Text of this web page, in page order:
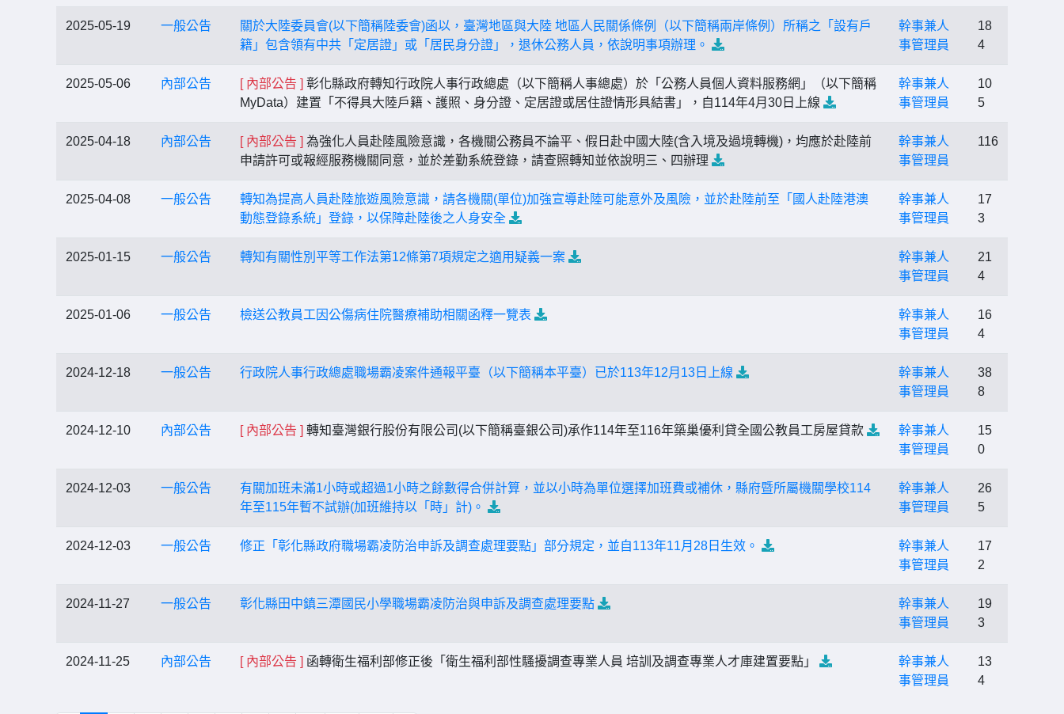
2025-05-19 一般公告
關於大陸委員會(以下簡稱陸委會)函以，臺灣地區與大陸 地區人民關係條例（以下簡稱兩岸條例）所稱之「設有戶
籍」包含領有中共「定居證」或「居民身分證」，退休公務人員，依說明事項辦理。
幹事兼人
事管理員
18
4
2025-05-06 內部公告 [ 內部公告 ] 彰化縣政府轉知行政院人事行政總處（以下簡稱人事總處）於「公務人員個人資料服務網」（以下簡稱
MyData）建置「不得具大陸戶籍、護照、身分證、定居證或居住證情形具結書」，自114年4月30日上線
幹事兼人
事管理員
10
5
2025-04-18 內部公告 [ 內部公告 ] 為強化人員赴陸風險意識，各機關公務員不論平、假日赴中國大陸(含入境及過境轉機)，均應於赴陸前
申請許可或報經服務機關同意，並於差勤系統登錄，請查照轉知並依說明三、四辦理
幹事兼人
事管理員
116
2025-04-08 一般公告
轉知為提高人員赴陸旅遊風險意識，請各機關(單位)加強宣導赴陸可能意外及風險，並於赴陸前至「國人赴陸港澳
動態登錄系統」登錄，以保障赴陸後之人身安全
幹事兼人
事管理員
17
3
2025-01-15 一般公告 轉知有關性別平等工作法第12條第7項規定之適用疑義一案
幹事兼人
事管理員
21
4
2025-01-06 一般公告 檢送公教員工因公傷病住院醫療補助相關函釋一覽表
幹事兼人
事管理員
16
4
2024-12-18 一般公告 行政院人事行政總處職場霸凌案件通報平臺（以下簡稱本平臺）已於113年12月13日上線
幹事兼人
事管理員
38
8
2024-12-10 內部公告 [ 內部公告 ] 轉知臺灣銀行股份有限公司(以下簡稱臺銀公司)承作114年至116年築巢優利貸全國公教員工房屋貸款
幹事兼人
事管理員
15
0
2024-12-03 一般公告
有關加班未滿1小時或超過1小時之餘數得合併計算，並以小時為單位選擇加班費或補休，縣府暨所屬機關學校114
年至115年暫不試辦(加班維持以「時」計)。
幹事兼人
事管理員
26
5
2024-12-03 一般公告 修正「彰化縣政府職場霸凌防治申訴及調查處理要點」部分規定，並自113年11月28日生效。
幹事兼人
事管理員
17
2
2024-11-27 一般公告 彰化縣田中鎮三潭國民小學職場霸凌防治與申訴及調查處理要點
幹事兼人
事管理員
19
3
2024-11-25 內部公告 [ 內部公告 ] 函轉衛生福利部修正後「衛生福利部性騷擾調查專業人員 培訓及調查專業人才庫建置要點」
幹事兼人
事管理員
13
4